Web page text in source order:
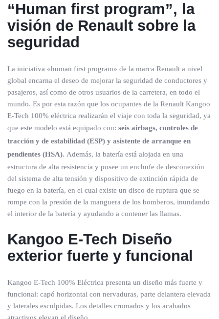
“Human first program”, la
visión de Renault sobre la
seguridad
La iniciativa «human first program» de la marca Renault a nivel
global encarna el deseo de mejorar la seguridad de conductores y
pasajeros, así como de otros usuarios de la carretera, en todo el
mundo. Es por esta razón que los ocupantes de la Renault Kangoo
E-Tech 100% eléctrica realizarán el viaje con toda la seguridad, ya
que este modelo está equipado con: seis airbags, controles de
tracción y de estabilidad (ESP) y asistente de arranque en
pendientes (HSA). Además, la batería está alojada en una
estructura de alta resistencia y posee un enchufe de desconexión
del sistema de alta tensión y dispositivo de extinción rápida de
fuego en la batería, en el cual existe un disco de ruptura que se
rompe con la presión de la manguera de los bomberos, inundando
el interior de la batería y ayudando a contener las llamas.
Kangoo E-Tech Diseño
exterior fuerte y funcional
Kangoo E-Tech 100% Eléctrica presenta un diseño más fuerte y
funcional: capó horizontal con nervaduras, parte delantera elevada
y laterales esculpidas. Los detalles cromados y los acabados